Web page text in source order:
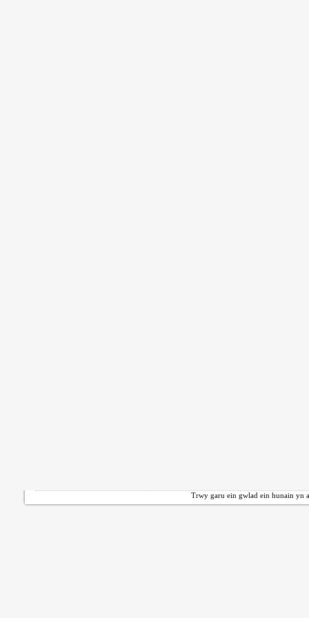
Trwy garu ein gwlad ein hunain yn